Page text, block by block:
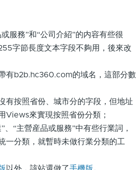
服務”和“公司介紹”的内容有些很
字節長度文本字段不夠用，後來改
有b2b.hc360.com的域名，這部分數
有按照省份、城市分的字段，但地址
Views來實現按照省份分類；
、“主營産品或服務”中有些行業詞，
一分類，就暫時未做行業分類的工